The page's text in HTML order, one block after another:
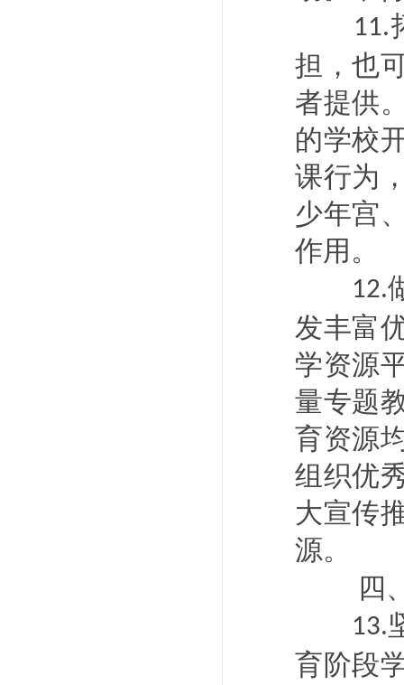
11.
担，也
者提供
的学校
课行为
少年宫
作用。
12.
发丰富
学资源
量专题
育资源
组织优
大宣传
源。
四
13.
育阶段